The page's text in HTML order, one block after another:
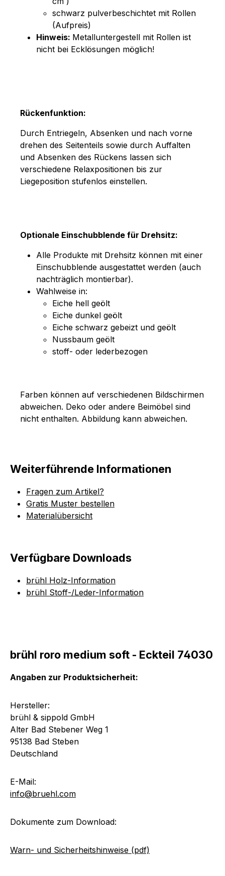
schwarz pulverbeschichtet mit Rollen
(Aufpreis)
Hinweis: Metalluntergestell mit Rollen ist
nicht bei Ecklösungen möglich!
Rückenfunktion:
Durch Entriegeln, Absenken und nach vorne
drehen des Seitenteils sowie durch Auffalten
und Absenken des Rückens lassen sich
verschiedene Relaxpositionen bis zur
Liegeposition stufenlos einstellen.
Optionale Einschubblende für Drehsitz:
Alle Produkte mit Drehsitz können mit einer
Einschubblende ausgestattet werden (auch
nachträglich montierbar).
Wahlweise in:
Eiche hell geölt
Eiche dunkel geölt
Eiche schwarz gebeizt und geölt
Nussbaum geölt
stoff- oder lederbezogen
Farben können auf verschiedenen Bildschirmen
abweichen. Deko oder andere Beimöbel sind
nicht enthalten. Abbildung kann abweichen.
Weiterführende Informationen
Fragen zum Artikel?
Gratis Muster bestellen
Materialübersicht
Verfügbare Downloads
brühl Holz-Information
brühl Stoff-/Leder-Information
brühl roro medium soft - Eckteil 74030
Angaben zur Produktsicherheit:
Hersteller:
brühl & sippold GmbH
Alter Bad Stebener Weg 1
95138 Bad Steben
Deutschland
E-Mail:
info@bruehl.com
Dokumente zum Download:
Warn- und Sicherheitshinweise (pdf)